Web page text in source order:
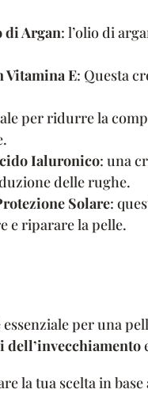
di Argan: l’olio di
Vitamina E: Questa
per ridurre la
Ialuronico: una
delle rughe.
Solare:
e riparare la pelle.
essenziale per una
la tua scelta in